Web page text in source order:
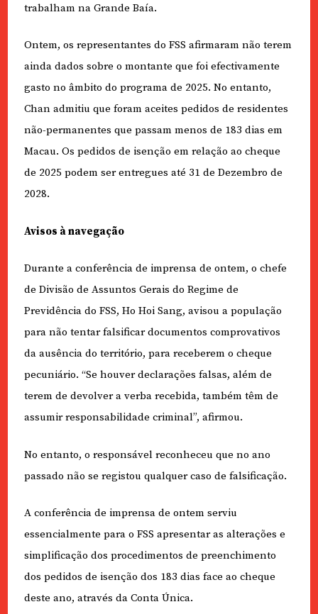
trabalham na Grande Baía.
Ontem, os representantes do FSS afirmaram não terem
ainda dados sobre o montante que foi efectivamente
gasto no âmbito do programa de 2025. No entanto,
Chan admitiu que foram aceites pedidos de residentes
não-permanentes que passam menos de 183 dias em
Macau. Os pedidos de isenção em relação ao cheque
de 2025 podem ser entregues até 31 de Dezembro de
2028.
Avisos à navegação
Durante a conferência de imprensa de ontem, o chefe
de Divisão de Assuntos Gerais do Regime de
Previdência do FSS, Ho Hoi Sang, avisou a população
para não tentar falsificar documentos comprovativos
da ausência do território, para receberem o cheque
pecuniário. “Se houver declarações falsas, além de
terem de devolver a verba recebida, também têm de
assumir responsabilidade criminal”, afirmou.
No entanto, o responsável reconheceu que no ano
passado não se registou qualquer caso de falsificação.
A conferência de imprensa de ontem serviu
essencialmente para o FSS apresentar as alterações e
simplificação dos procedimentos de preenchimento
dos pedidos de isenção dos 183 dias face ao cheque
deste ano, através da Conta Única.